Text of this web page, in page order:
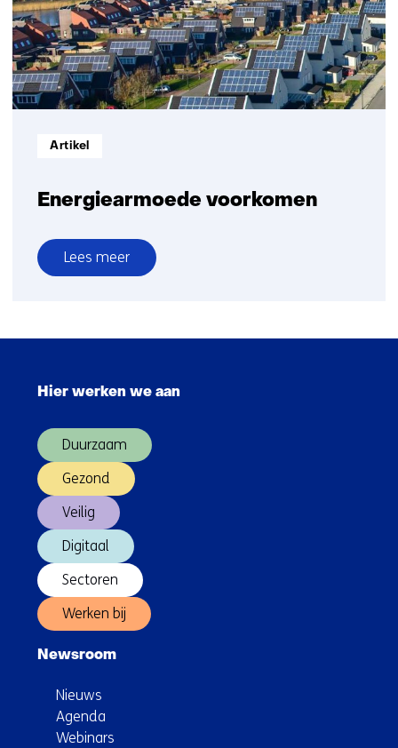
Energiearmoede voorkomen
Informatietype:
Artikel
Lees meer
over
Hier werken we aan
Duurzaam
Gezond
Veilig
Digitaal
Sectoren
Werken bij
Newsroom
Nieuws
Agenda
Webinars